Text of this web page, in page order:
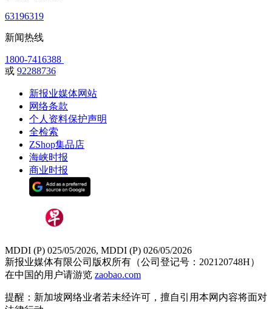
63196319
新闻热线
1800-7416388
或 92288736
新报业媒体网站
网络条款
个人资料保护声明
全检索
ZShop集品店
海峡时报
商业时报
MDDI (P) 025/05/2026, MDDI (P) 026/05/2026
新报业媒体有限公司版权所有（公司登记号：202120748H）
在中国的用户请游览 zaobao.com
提醒：新加坡网络业者若未经许可，擅自引用本网内容将面对